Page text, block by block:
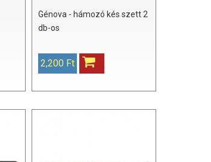
Génova - hámozó kés szett 2
db-os
2,200 Ft